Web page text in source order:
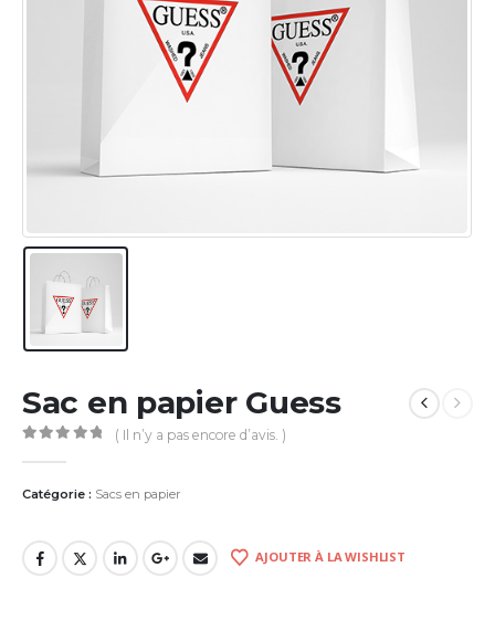
Sac en papier Guess
( Il n’y a pas encore d’avis. )
Catégorie : Sacs en papier
AJOUTER À LA WISHLIST